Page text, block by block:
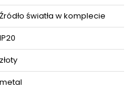
Źródło światła w komplecie
IP20
złoty
metal